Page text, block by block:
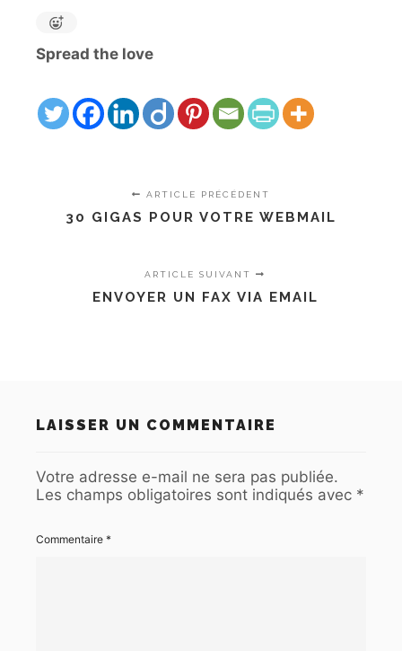
Spread the love
ARTICLE PRÉCÉDENT
30 GIGAS POUR VOTRE WEBMAIL
ARTICLE SUIVANT
ENVOYER UN FAX VIA EMAIL
LAISSER UN COMMENTAIRE
Votre adresse e-mail ne sera pas publiée.
Les champs obligatoires sont indiqués avec *
Commentaire *